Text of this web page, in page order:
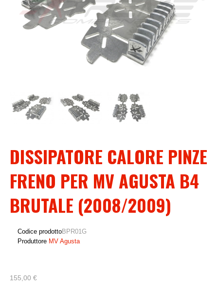
DISSIPATORE CALORE PINZE
FRENO PER MV AGUSTA B4
BRUTALE (2008/2009)
Codice prodottoBPR01G
Produttore MV Agusta
155,00 €